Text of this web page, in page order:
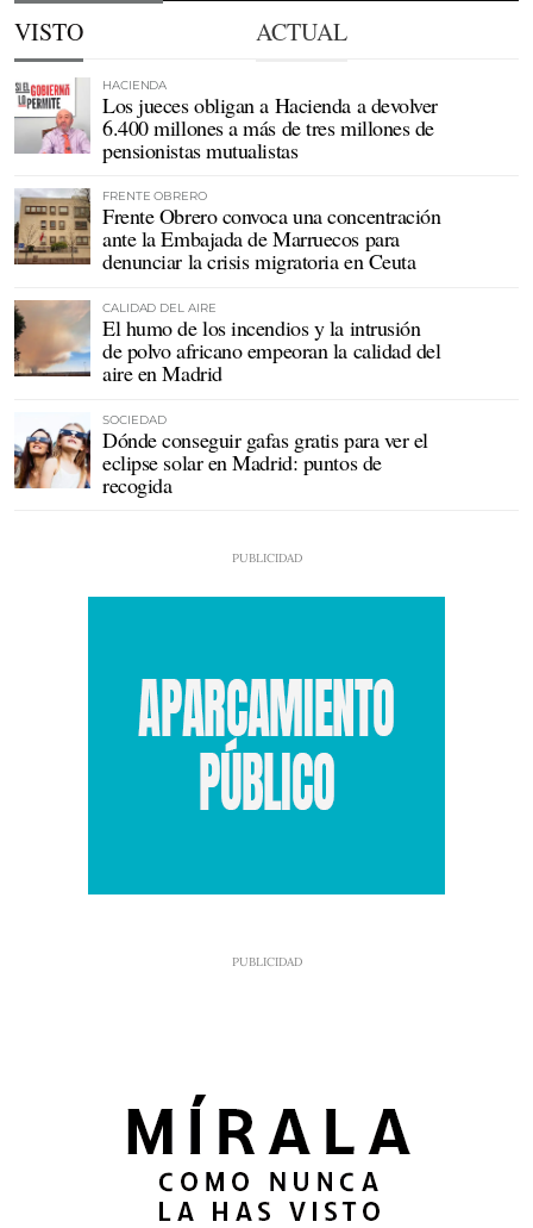
VISTO ACTUAL
HACIENDA
Los jueces obligan a Hacienda a devolver
6.400 millones a más de tres millones de
pensionistas mutualistas
FRENTE OBRERO
Frente Obrero convoca una concentración
ante la Embajada de Marruecos para
denunciar la crisis migratoria en Ceuta
CALIDAD DEL AIRE
El humo de los incendios y la intrusión
de polvo africano empeoran la calidad del
aire en Madrid
SOCIEDAD
Dónde conseguir gafas gratis para ver el
eclipse solar en Madrid: puntos de
recogida